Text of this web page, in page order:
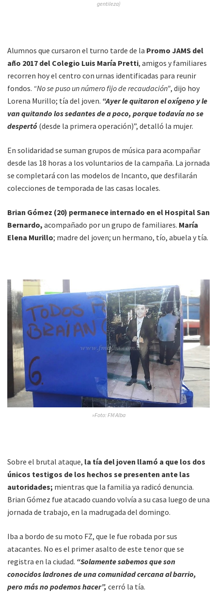
gentileza)
Alumnos que cursaron el turno tarde de la Promo JAMS del
año 2017 del Colegio Luis María Pretti, amigos y familiares
recorren hoy el centro con urnas identificadas para reunir
fondos. “No se puso un número fijo de recaudación”, dijo hoy
Lorena Murillo; tía del joven. “Ayer le quitaron el oxígeno y le
van quitando los sedantes de a poco, porque todavía no se
despertó (desde la primera operación)”, detalló la mujer.
En solidaridad se suman grupos de música para acompañar
desde las 18 horas a los voluntarios de la campaña. La jornada
se completará con las modelos de Incanto, que desfilarán
colecciones de temporada de las casas locales.
Brian Gómez (20) permanece internado en el Hospital San
Bernardo, acompañado por un grupo de familiares. María
Elena Murillo; madre del joven; un hermano, tío, abuela y tía.
»Foto: FM Alba
Sobre el brutal ataque, la tía del joven llamó a que los dos
únicos testigos de los hechos se presenten ante las
autoridades; mientras que la familia ya radicó denuncia.
Brian Gómez fue atacado cuando volvía a su casa luego de una
jornada de trabajo, en la madrugada del domingo.
Iba a bordo de su moto FZ, que le fue robada por sus
atacantes. No es el primer asalto de este tenor que se
registra en la ciudad. “Solamente sabemos que son
conocidos ladrones de una comunidad cercana al barrio,
pero más no podemos hacer”, cerró la tía.